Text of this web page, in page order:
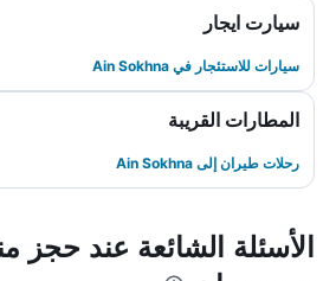
سيارت ايجار
سيارات للاستئجار في Ain Sokhna
المطارات القريبة
رحلات طيران إلى Ain Sokhna
الأسئلة الشائعة عند حجز